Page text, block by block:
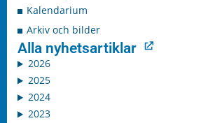
Kalendarium
Arkiv och bilder
Alla nyhetsartiklar
2026
2025
2024
2023